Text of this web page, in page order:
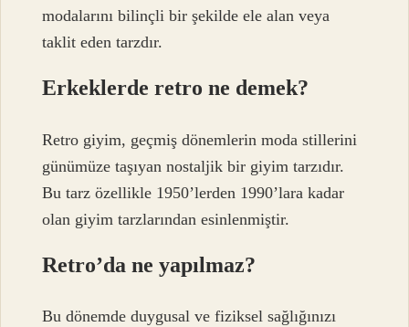
modalarını bilinçli bir şekilde ele alan veya
taklit eden tarzdır.
Erkeklerde retro ne demek?
Retro giyim, geçmiş dönemlerin moda stillerini
günümüze taşıyan nostaljik bir giyim tarzıdır.
Bu tarz özellikle 1950’lerden 1990’lara kadar
olan giyim tarzlarından esinlenmiştir.
Retro’da ne yapılmaz?
Bu dönemde duygusal ve fiziksel sağlığınızı